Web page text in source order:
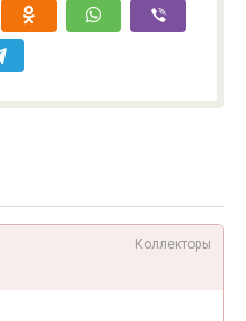
Коллекторы